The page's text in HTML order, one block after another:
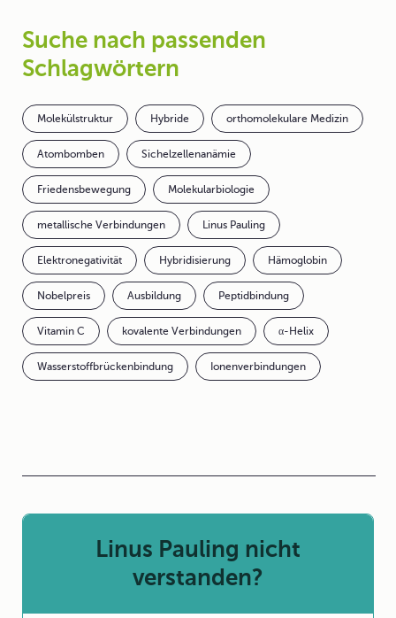
Suche nach passenden
Schlagwörtern
Molekülstruktur Hybride orthomolekulare Medizin
Atombomben Sichelzellenanämie
Friedensbewegung Molekularbiologie
metallische Verbindungen Linus Pauling
Elektronegativität Hybridisierung Hämoglobin
Nobelpreis Ausbildung Peptidbindung
Vitamin C kovalente Verbindungen α-Helix
Wasserstoffbrückenbindung Ionenverbindungen
Linus Pauling nicht
verstanden?